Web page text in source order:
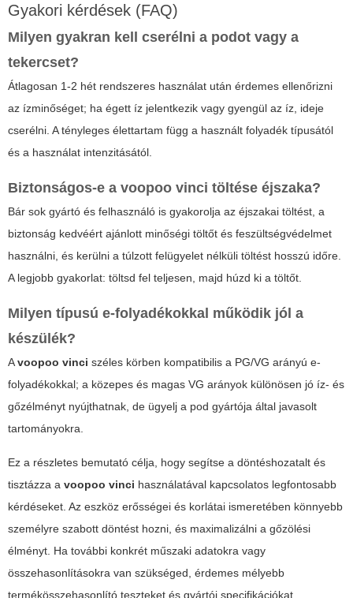
Gyakori kérdések (FAQ)
Milyen gyakran kell cserélni a podot vagy a
tekercset?
Átlagosan 1-2 hét rendszeres használat után érdemes ellenőrizni
az ízminőséget; ha égett íz jelentkezik vagy gyengül az íz, ideje
cserélni. A tényleges élettartam függ a használt folyadék típusától
és a használat intenzitásától.
Biztonságos-e a voopoo vinci töltése éjszaka?
Bár sok gyártó és felhasználó is gyakorolja az éjszakai töltést, a
biztonság kedvéért ajánlott minőségi töltőt és feszültségvédelmet
használni, és kerülni a túlzott felügyelet nélküli töltést hosszú időre.
A legjobb gyakorlat: töltsd fel teljesen, majd húzd ki a töltőt.
Milyen típusú e-folyadékokkal működik jól a
készülék?
Avoopoo vinci széles körben kompatibilis a PG/VG arányú e-
folyadékokkal; a közepes és magas VG arányok különösen jó íz- és
gőzélményt nyújthatnak, de ügyelj a pod gyártója által javasolt
tartományokra.
Ez a részletes bemutató célja, hogy segítse a döntéshozatalt és
tisztázza a voopoo vinci használatával kapcsolatos legfontosabb
kérdéseket. Az eszköz erősségei és korlátai ismeretében könnyebb
személyre szabott döntést hozni, és maximalizálni a gőzölési
élményt. Ha további konkrét műszaki adatokra vagy
összehasonlításokra van szükséged, érdemes mélyebb
termékösszehasonlító teszteket és gyártói specifikációkat